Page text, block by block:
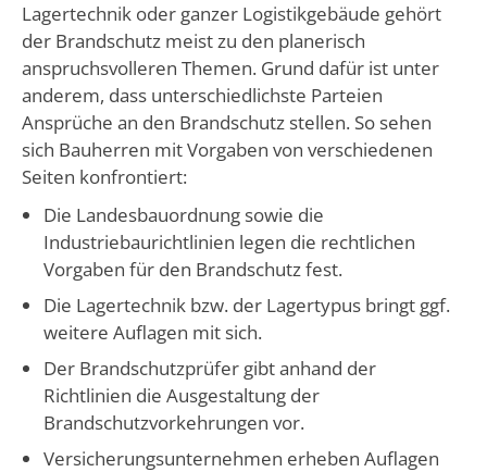
Lagertechnik oder ganzer Logistikgebäude gehört
der Brandschutz meist zu den planerisch
anspruchsvolleren Themen. Grund dafür ist unter
anderem, dass unterschiedlichste Parteien
Ansprüche an den Brandschutz stellen. So sehen
sich Bauherren mit Vorgaben von verschiedenen
Seiten konfrontiert:
Die Landesbauordnung sowie die
Industriebaurichtlinien legen die rechtlichen
Vorgaben für den Brandschutz fest.
Die Lagertechnik bzw. der Lagertypus bringt ggf.
weitere Auflagen mit sich.
Der Brandschutzprüfer gibt anhand der
Richtlinien die Ausgestaltung der
Brandschutzvorkehrungen vor.
Versicherungsunternehmen erheben Auflagen